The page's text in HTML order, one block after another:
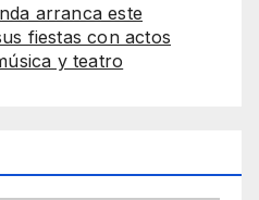
arranca este
fiestas con actos
y teatro